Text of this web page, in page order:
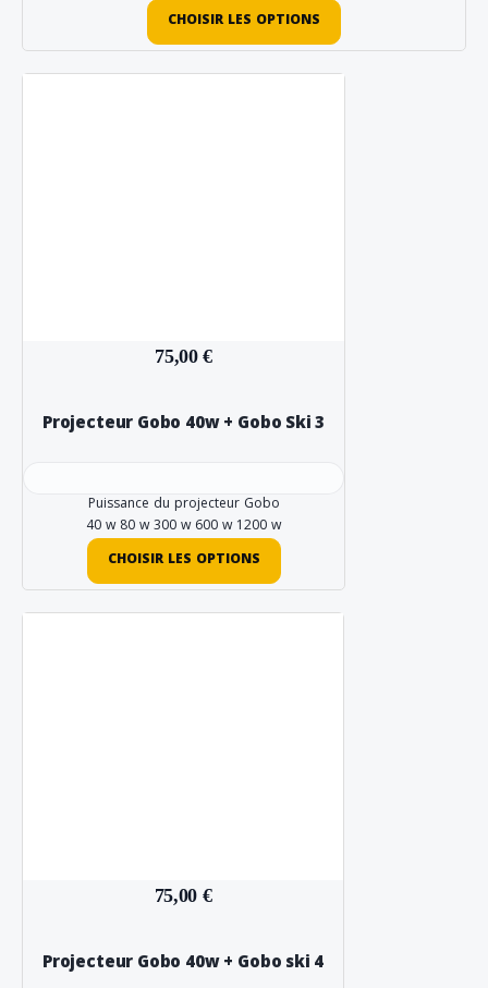
CHOISIR LES OPTIONS
75,00 €
Projecteur Gobo 40w + Gobo Ski 3
Puissance du projecteur Gobo
40 w80 w300 w600 w1200 w
CHOISIR LES OPTIONS
75,00 €
Projecteur Gobo 40w + Gobo ski 4